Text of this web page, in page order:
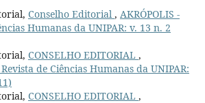
Conselho Editorial , AKRÓPOLIS -
Humanas da UNIPAR: v. 13 n. 2
CONSELHO EDITORIAL ,
Revista de Ciências Humanas da UNIPAR:
CONSELHO EDITORIAL ,